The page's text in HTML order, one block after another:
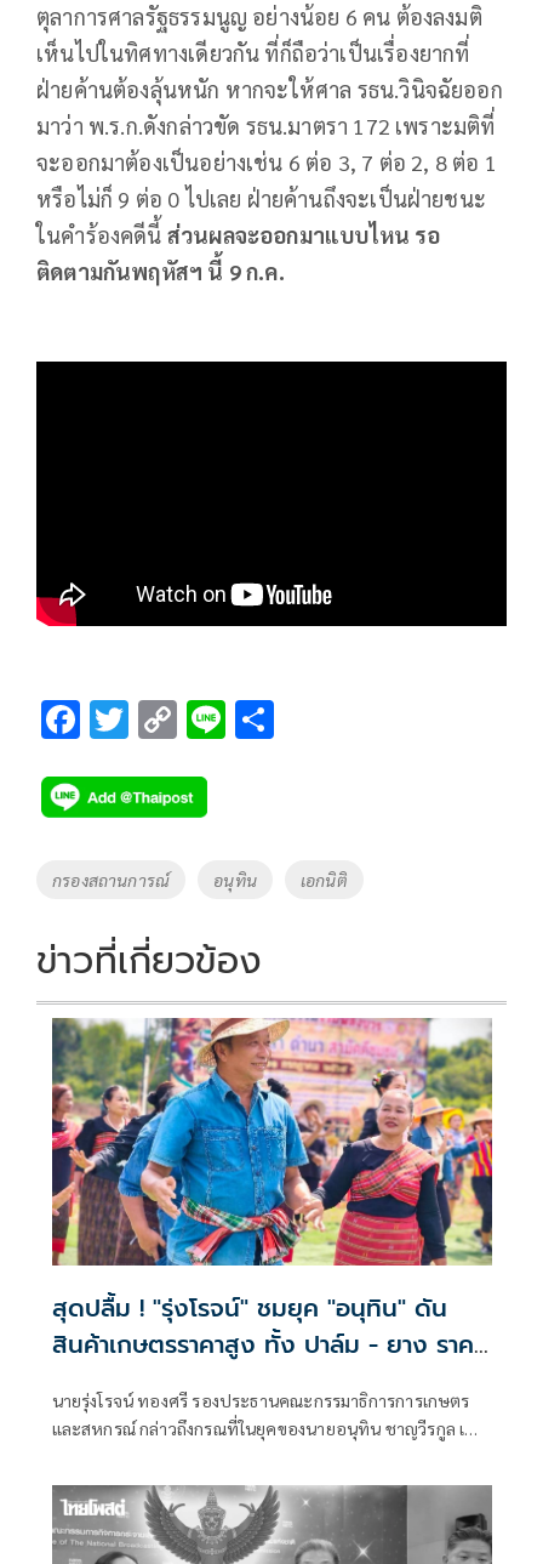
ตุลาการศาลรัฐธรรมนูญ อย่างน้อย 6 คน ต้องลงมติ
เห็นไปในทิศทางเดียวกัน ที่ก็ถือว่าเป็นเรื่องยากที่
ฝ่ายค้านต้องลุ้นหนัก หากจะให้ศาล รธน.วินิจฉัยออก
มาว่า พ.ร.ก.ดังกล่าวขัด รธน.มาตรา 172 เพราะมติที่
จะออกมาต้องเป็นอย่างเช่น 6 ต่อ 3, 7 ต่อ 2, 8 ต่อ 1
หรือไม่ก็ 9 ต่อ 0 ไปเลย ฝ่ายค้านถึงจะเป็นฝ่ายชนะ
ในคำร้องคดีนี้ ส่วนผลจะออกมาแบบไหน รอ
ติดตามกันพฤหัสฯ นี้ 9ก.ค.
F
e
b
o
k
T
tt
er
C
p
y
k
Li
Tags
กรองสถานการณ์ อนุทิน เอกนิติ
ข่าวที่เกี่ยวข้อง
สุดปลื้ม ! "รุ่งโรจน์" ชมยุค "อนุทิน" ดัน
สินค้าเกษตรราคาสูง ทั้ง ปาล์ม - ยาง ราคา
ธรรม พร้อมเดินหน้าลดต้นทุนปุ๋ยช่วย
นายรุ่งโรจน์ ทองศรี รองประธานคณะกรรมาธิการการเกษตร
และสหกรณ์ กล่าวถึงกรณที่ในยุคของนายอนุทิน ชาญวีรกูล เป็น
ว่า ในยุคของของท่านอนุทินเป็นนายกรัฐมนตรี